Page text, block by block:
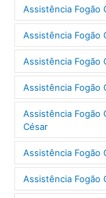
Assistência Fogão
Assistência Fogão
Assistência Fogão
Assistência Fogão
Assistência Fogão
César
Assistência Fogão
Assistência Fogão